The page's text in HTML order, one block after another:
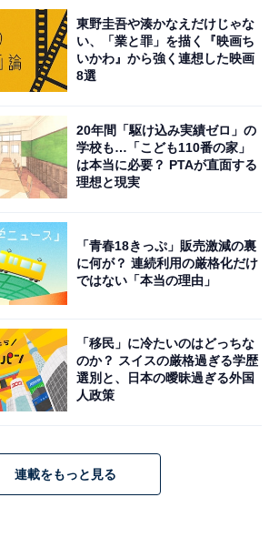
東野圭吾や湊かなえだけじゃな
い、「業と罪」を描く『映画ち
いかわ』から強く連想した映画
8選
20年間「駆け込み実績ゼロ」の
学校も…「こども110番の家」
は本当に必要？ PTAが直面する
理想と現実
「青春18きっぷ」販売激減の裏
に何が？ 連続利用の厳格化だけ
ではない「本当の理由」
「移民」に冷たいのはどっちな
のか？ スイスの厳格過ぎる学歴
選別と、日本の曖昧過ぎる外国
人政策
連載をもっと見る